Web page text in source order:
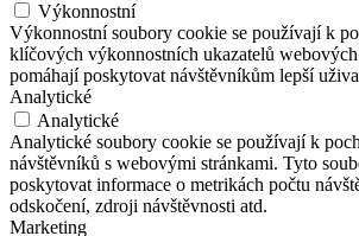
Výkonnostní
Výkonnostní soubory cookie se používají k
klíčových výkonnostních ukazatelů webových
pomáhají poskytovat návštěvníkům lepší
Analytické
Analytické
Analytické soubory cookie se používají k
návštěvníků s webovými stránkami. Tyto
poskytovat informace o metrikách počtu
odskočení, zdroji návštěvnosti atd.
Marketing